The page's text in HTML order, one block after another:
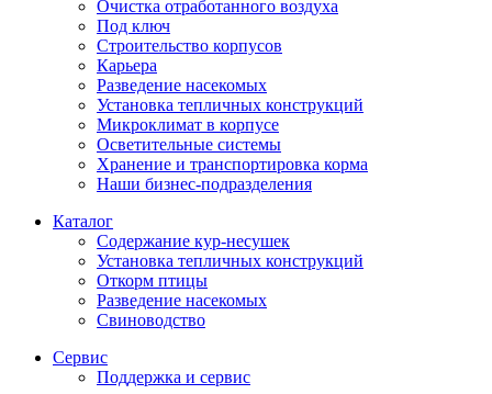
Очистка отработанного воздуха
Под ключ
Строительство корпусов
Карьера
Разведение насекомых
Установка тепличных конструкций
Микроклимат в корпусе
Осветительные системы
Хранение и транспортировка корма
Наши бизнес-подразделения
Каталог
Содержание кур-несушек
Установка тепличных конструкций
Откорм птицы
Разведение насекомых
Свиноводство
Сервис
Поддержка и сервис